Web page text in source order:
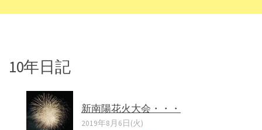
10年日記
新南陽花火大会・・・
2019年8月6日(火)